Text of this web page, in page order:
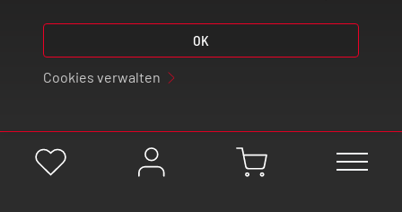
OK
Cookies verwalten
© 2026 | Riccardo Onlinestore GmbH